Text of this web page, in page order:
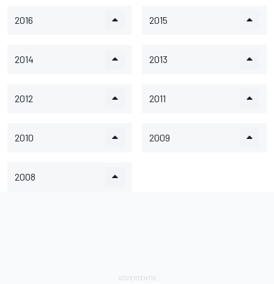
2016 2015
2014 2013
2012 2011
2010 2009
2008